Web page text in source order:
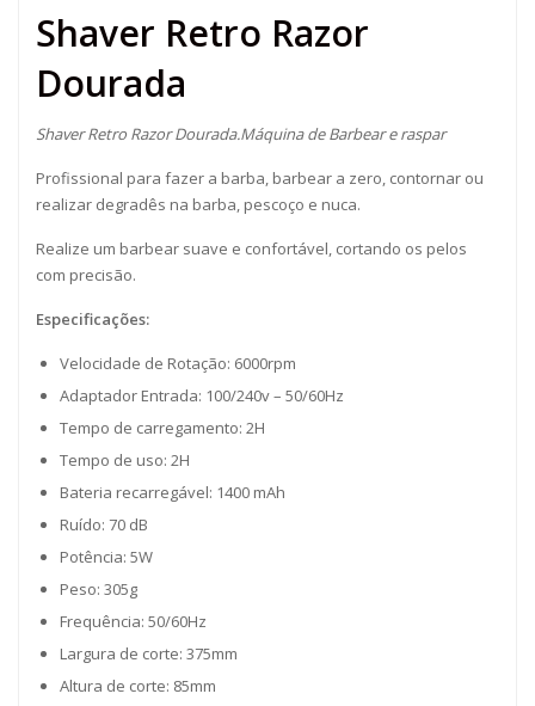
Shaver Retro Razor
Dourada
Shaver Retro Razor Dourada.Máquina de Barbear e raspar
Profissional para fazer a barba, barbear a zero, contornar ou
realizar degradês na barba, pescoço e nuca.
Realize um barbear suave e confortável, cortando os pelos
com precisão.
Especificações:
Velocidade de Rotação: 6000rpm
Adaptador Entrada: 100/240v – 50/60Hz
Tempo de carregamento: 2H
Tempo de uso: 2H
Bateria recarregável: 1400 mAh
Ruído: 70 dB
Potência: 5W
Peso: 305g
Frequência: 50/60Hz
Largura de corte: 375mm
Altura de corte: 85mm